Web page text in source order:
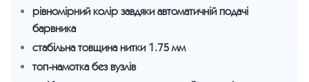
рівномірний колір завдяки автоматичній подачі
барвника
стабільна товщина нитки 1.75 мм
топ-намотка без вузлів